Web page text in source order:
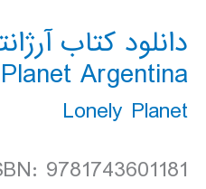
Planet Argentina سال 2016
Lonely Planet
9781743601181